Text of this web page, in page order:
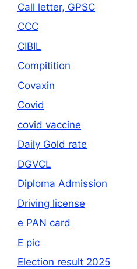
Call letter, GPSC
CCC
CIBIL
Compitition
Covaxin
Covid
covid vaccine
Daily Gold rate
DGVCL
Diploma Admission
Driving license
e PAN card
E pic
Election result 2025